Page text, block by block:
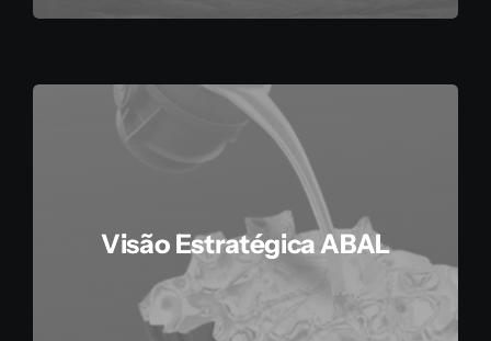
Visão Estratégica ABAL